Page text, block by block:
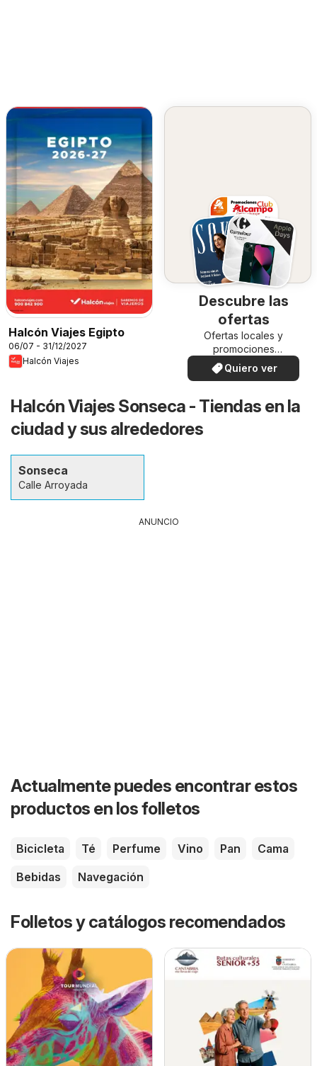
Halcón Viajes Egipto
06/07 - 31/12/2027
Halcón Viajes
Descubre las
ofertas
Ofertas locales y
promociones
especiales.
Quiero ver
Halcón Viajes Sonseca - Tiendas en la
ciudad y sus alrededores
Sonseca
Calle Arroyada
ANUNCIO
Actualmente puedes encontrar estos
productos en los folletos
Bicicleta Té Perfume Vino Pan
Cama
Bebidas
Navegación
Folletos y catálogos recomendados